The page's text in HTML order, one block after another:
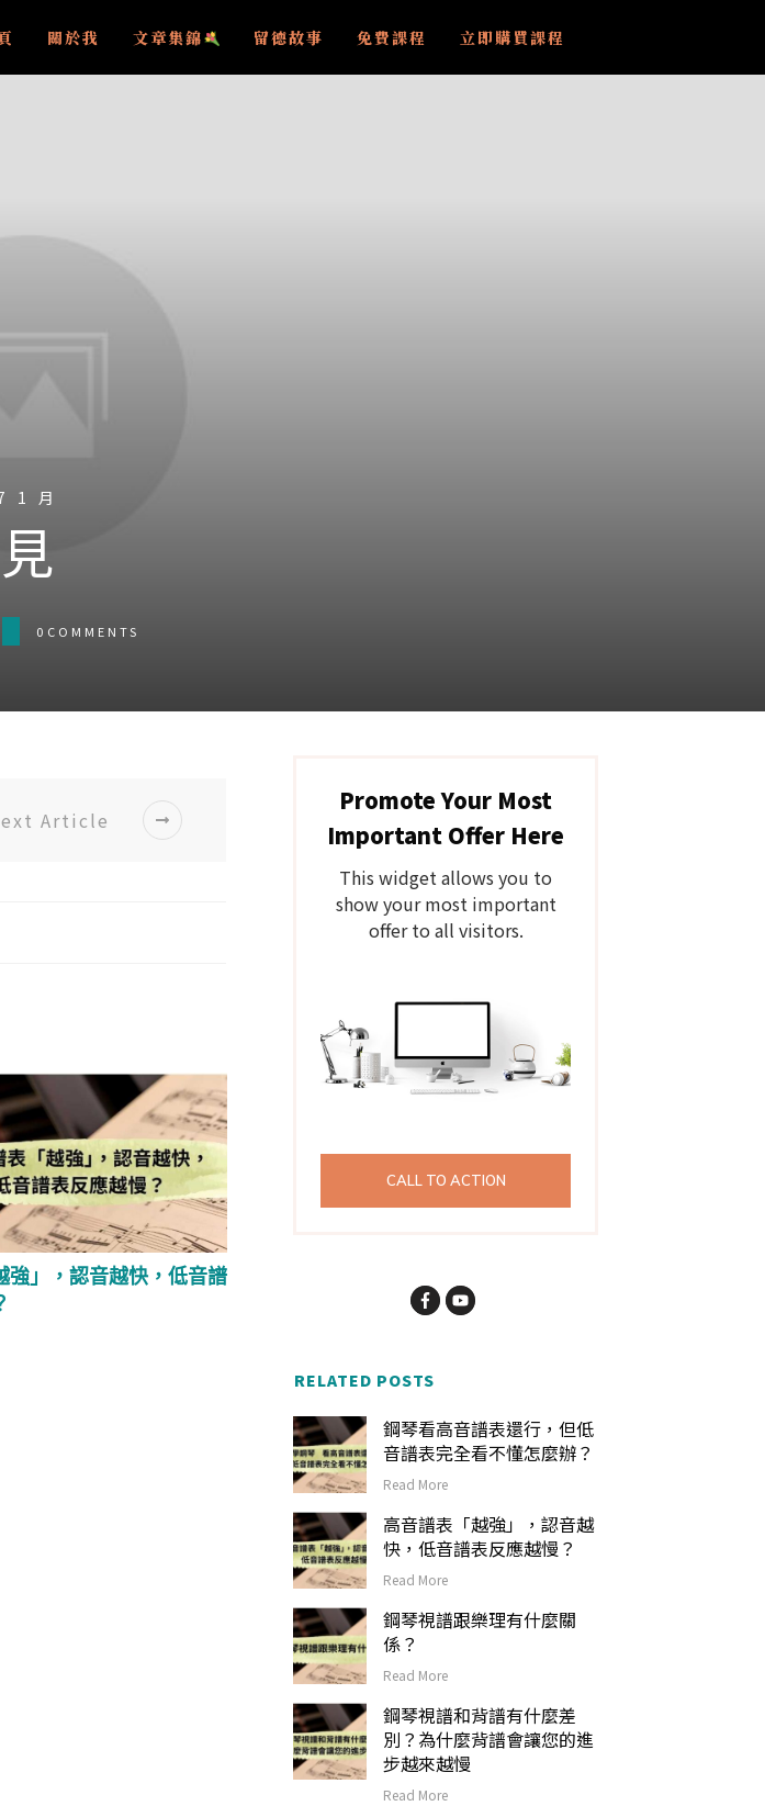
關於我 文章集錦 留德故事 免費課程 立即購買課程
1 月
見
0 COMMENTS
Article
強」，認音越快，低音譜
Promote Your Most
Important Offer Here
This widget allows you to
show your most important
offer to all visitors.
CALL TO ACTION
RELATED POSTS
鋼琴看高音譜表還行，但低
音譜表完全看不懂怎麼辦？
Read More
高音譜表「越強」，認音越
快，低音譜表反應越慢？
Read More
鋼琴視譜跟樂理有什麼關
係？
Read More
鋼琴視譜和背譜有什麼差
別？為什麼背譜會讓您的進
步越來越慢
Read More